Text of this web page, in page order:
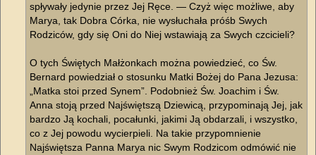
spływały jedynie przez Jej Ręce. — Czyż więc możliwe, aby
Marya, tak Dobra Córka, nie wysłuchała próśb Swych
Rodziców, gdy się Oni do Niej wstawiają za Swych czcicieli?
O tych Świętych Małżonkach można powiedzieć, co Św.
Bernard powiedział o stosunku Matki Bożej do Pana Jezusa:
„Matka stoi przed Synem”. Podobnież Św. Joachim i Św.
Anna stoją przed Najświętszą Dziewicą, przypominają Jej, jak
bardzo Ją kochali, pocałunki, jakimi Ją obdarzali, i wszystko,
co z Jej powodu wycierpieli. Na takie przypomnienie
Najświętsza Panna Marya nic Swym Rodzicom odmówić nie